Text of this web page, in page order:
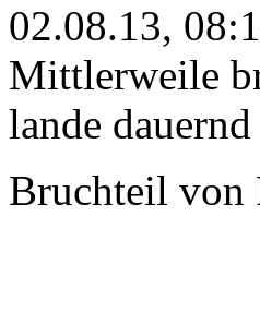
02.08.13,
Mittlerweile
lande
Bruchteil von